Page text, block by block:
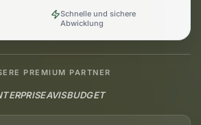
Schnelle und sichere
Abwicklung
PREMIUM PARTNER
AVISBUDGET